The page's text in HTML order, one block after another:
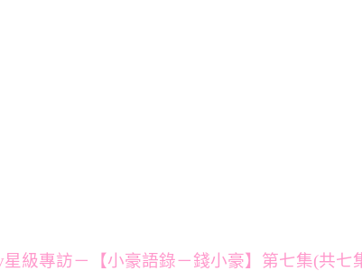
星級專訪－【小豪語錄－錢小豪】第七集(共七